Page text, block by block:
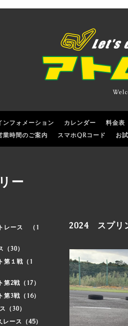
ンフォメーション カレンダー 料金表
業時間のご案内 スマホQRコード お
レース （1
30）
第１戦（1
第2戦（17）
第3戦（16）
（30）
ース（45）
ー
2024 スプリ